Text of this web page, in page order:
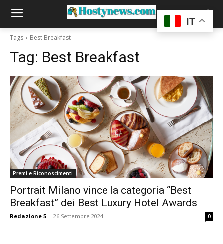
Tags Best Breakfast
Tag: Best Breakfast
Premi e Riconoscimenti
Portrait Milano vince la categoria “Best
Breakfast” dei Best Luxury Hotel Awards
Redazione 5 - 26 Settembre 2024 0
IT